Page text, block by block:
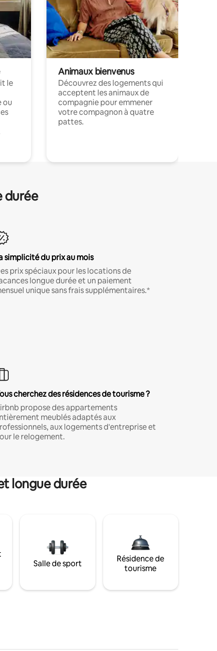
le
ou
Animaux bienvenus
Découvrez des logements qui
acceptent les animaux de
compagnie pour emmener
votre compagnon à quatre
pattes.
durée
simplicité du prix au mois
prix spéciaux pour les locations de
longue durée et un paiement
unique sans frais supplémentaires.*
cherchez des résidences de tourisme ?
propose des appartements
meublés adaptés aux
aux logements d'entreprise et
le relogement.
longue durée
Salle de sport
Résidence de
tourisme